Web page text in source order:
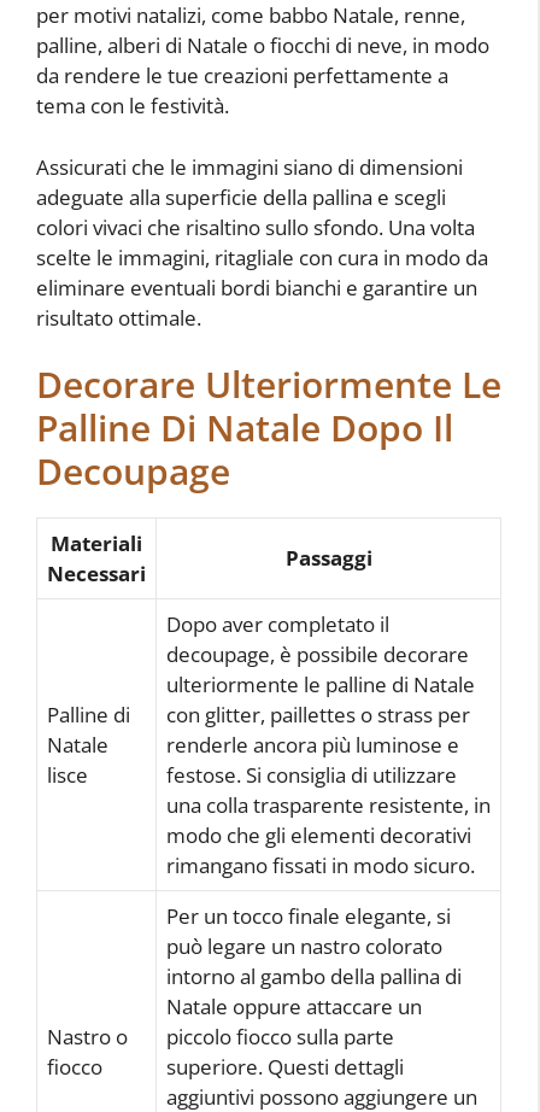
per motivi natalizi, come babbo Natale, renne,
palline, alberi di Natale o fiocchi di neve, in modo
da rendere le tue creazioni perfettamente a
tema con le festività.
Assicurati che le immagini siano di dimensioni
adeguate alla superficie della pallina e scegli
colori vivaci che risaltino sullo sfondo. Una volta
scelte le immagini, ritagliale con cura in modo da
eliminare eventuali bordi bianchi e garantire un
risultato ottimale.
Decorare Ulteriormente Le
Palline Di Natale Dopo Il
Decoupage
Materiali
Necessari
Passaggi
Palline di
Natale
lisce
Dopo aver completato il
decoupage, è possibile decorare
ulteriormente le palline di Natale
con glitter, paillettes o strass per
renderle ancora più luminose e
festose. Si consiglia di utilizzare
una colla trasparente resistente, in
modo che gli elementi decorativi
rimangano fissati in modo sicuro.
Nastro o
fiocco
Per un tocco finale elegante, si
può legare un nastro colorato
intorno al gambo della pallina di
Natale oppure attaccare un
piccolo fiocco sulla parte
superiore. Questi dettagli
aggiuntivi possono aggiungere un